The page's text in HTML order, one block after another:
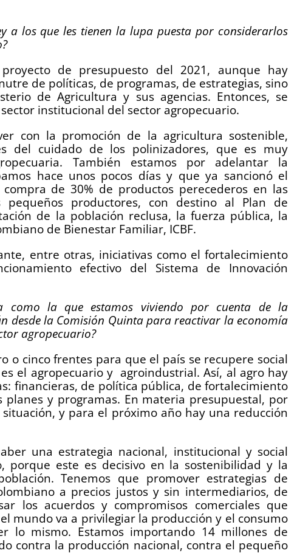
a los que les tienen la lupa puesta por considerarlos
de presupuesto del 2021, aunque hay
de políticas, de programas, de estrategias, sino
de Agricultura y sus agencias. Entonces, se
institucional del sector agropecuario.
con la promoción de la agricultura sostenible,
del cuidado de los polinizadores, que es muy
También estamos por adelantar la
hace unos pocos días y que ya sancionó el
de 30% de productos perecederos en las
productores, con destino al Plan de
de la población reclusa, la fuerza pública, la
de Bienestar Familiar, ICBF.
entre otras, iniciativas como el fortalecimiento
efectivo del Sistema de Innovación
como la que estamos viviendo por cuenta de la
desde la Comisión Quinta para reactivar la economía
agropecuario?
o cinco frentes para que el país se recupere social
el agropecuario y agroindustrial. Así, al agro hay
financieras, de política pública, de fortalecimiento
y programas. En materia presupuestal, por
y para el próximo año hay una reducción
una estrategia nacional, institucional y social
porque este es decisivo en la sostenibilidad y la
Tenemos que promover estrategias de
a precios justos y sin intermediarios, de
los acuerdos y compromisos comerciales que
mundo va a privilegiar la producción y el consumo
lo mismo. Estamos importando 14 millones de
contra la producción nacional, contra el pequeño